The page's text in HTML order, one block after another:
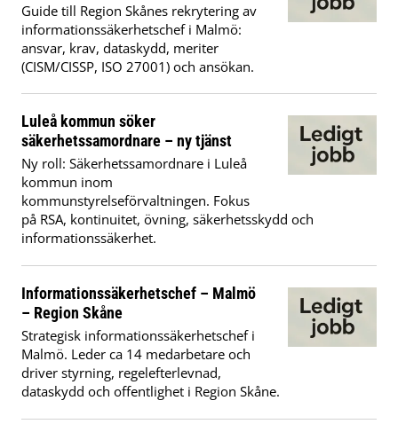
Guide till Region Skånes rekrytering av
informationssäkerhetschef i Malmö:
ansvar, krav, dataskydd, meriter
(CISM/CISSP, ISO 27001) och ansökan.
Luleå kommun söker
säkerhetssamordnare – ny tjänst
Ny roll: Säkerhetssamordnare i Luleå
kommun inom
kommunstyrelseförvaltningen. Fokus
på RSA, kontinuitet, övning, säkerhetsskydd och
informationssäkerhet.
Informationssäkerhetschef – Malmö
– Region Skåne
Strategisk informationssäkerhetschef i
Malmö. Leder ca 14 medarbetare och
driver styrning, regelefterlevnad,
dataskydd och offentlighet i Region Skåne.